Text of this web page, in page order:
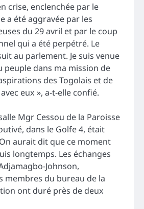
crise, enclenchée par le
a été aggravée par les
du 29 avril et par le coup
qui a été perpétré. Le
au parlement. Je suis venue
peuple dans ma mission de
des Togolais et de
eux », a-t-elle confié.
Mgr Cessou de la Paroisse
dans le Golfe 4, était
aurait dit que ce moment
longtemps. Les échanges
Johnson,
membres du bureau de la
ont duré près de deux